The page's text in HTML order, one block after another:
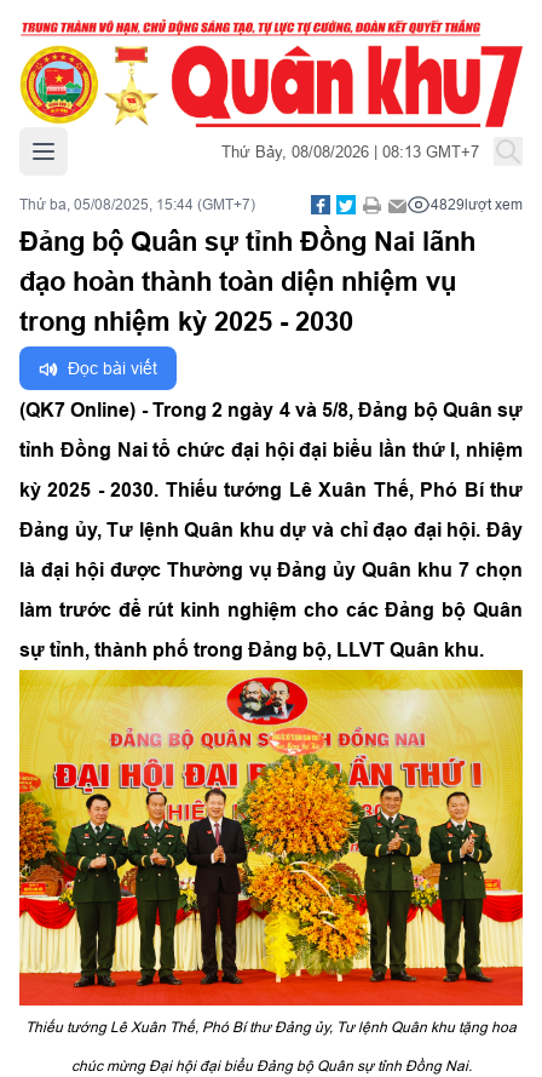
Mở menu chính Thứ Bảy, 08/08/2026 | 08:13 GMT+7
Thứ ba, 05/08/2025, 15:44 (GMT+7) 4829lượt xem
Đảng bộ Quân sự tỉnh Đồng Nai lãnh
đạo hoàn thành toàn diện nhiệm vụ
trong nhiệm kỳ 2025 - 2030
Đọc bài viết
(QK7 Online) - Trong 2 ngày 4 và 5/8, Đảng bộ Quân sự
tỉnh Đồng Nai tổ chức đại hội đại biểu lần thứ I, nhiệm
kỳ 2025 - 2030. Thiếu tướng Lê Xuân Thế, Phó Bí thư
Đảng ủy, Tư lệnh Quân khu dự và chỉ đạo đại hội. Đây
là đại hội được Thường vụ Đảng ủy Quân khu 7 chọn
làm trước để rút kinh nghiệm cho các Đảng bộ Quân
sự tỉnh, thành phố trong Đảng bộ, LLVT Quân khu.
Thiếu tướng Lê Xuân Thế, Phó Bí thư Đảng ủy, Tư lệnh Quân khu tặng hoa
chúc mừng Đại hội đại biểu Đảng bộ Quân sự tỉnh Đồng Nai.